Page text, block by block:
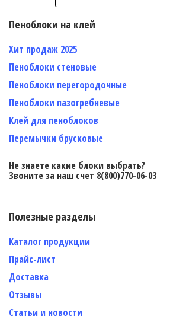
Пеноблоки на клей
Хит продаж 2025
Пеноблоки стеновые
Пеноблоки перегородочные
Пеноблоки пазогребневые
Клей для пеноблоков
Перемычки брусковые
Не знаете какие блоки выбрать?
Звоните за наш счет 8(800)770-06-03
Полезные разделы
Каталог продукции
Прайс-лист
Доставка
Отзывы
Статьи и новости